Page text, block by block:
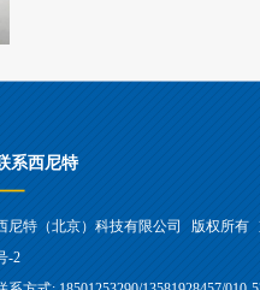
系西尼特
尼特（北京）科技有限公司 版权所有
-2